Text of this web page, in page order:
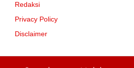
Redaksi
Privacy Policy
Disclaimer